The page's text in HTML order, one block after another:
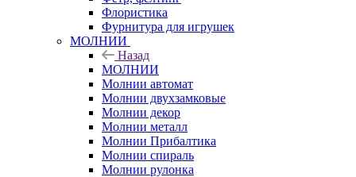
Флористика
Фурнитура для игрушек
МОЛНИИ
Назад
МОЛНИИ
Молнии автомат
Молнии двухзамковые
Молнии декор
Молнии металл
Молнии Прибалтика
Молнии спираль
Молнии рулонка